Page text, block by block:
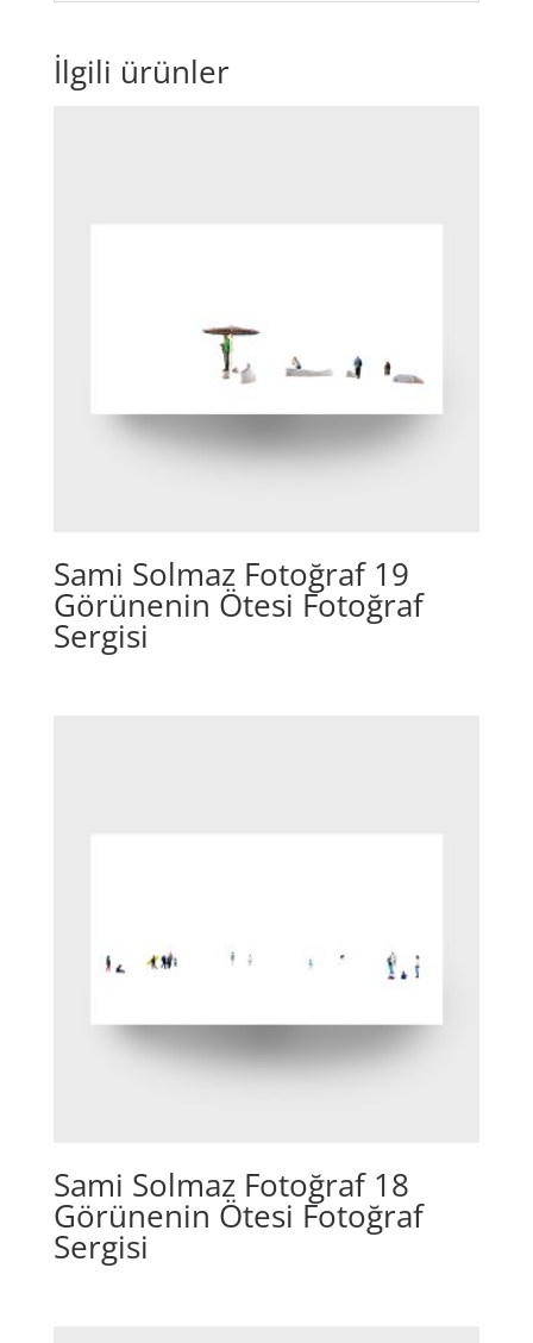
İlgili ürünler
Sami Solmaz Fotoğraf 19
Görünenin Ötesi Fotoğraf
Sergisi
Sami Solmaz Fotoğraf 18
Görünenin Ötesi Fotoğraf
Sergisi